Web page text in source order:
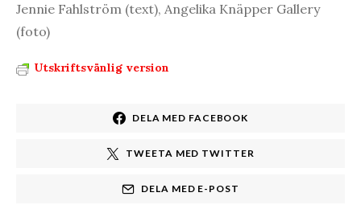
Jennie Fahlström (text), Angelika Knäpper Gallery
(foto)
Utskriftsvänlig version
DELA MED FACEBOOK
TWEETA MED TWITTER
DELA MED E-POST